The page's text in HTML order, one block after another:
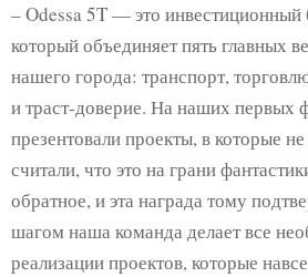
– Odessa 5T — это инвестиционный
который объединяет пять главных
нашего города: транспорт,
и траст-доверие. На наших первых
презентовали проекты, в которые
считали, что это на грани
обратное, и эта награда тому
шагом наша команда делает все
реализации проектов, которые